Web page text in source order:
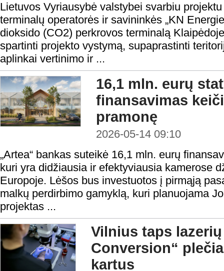
Lietuvos Vyriausybė valstybei svarbiu
terminalų operatorės ir savininkės „KN
dioksido (CO2) perkrovos terminalą
spartinti projekto vystymą, supaprastinti
aplinkai vertinimo ir ...
16,1 mln. eurų
finansavimas
pramonę
2026-05-14 09:10
„Artea“ bankas suteikė 16,1 mln. eurų
kuri yra didžiausia ir efektyviausia kamerose
Europoje. Lėšos bus investuotos į pirmąją
malkų perdirbimo gamyklą, kuri planuojama
projektas ...
Vilnius taps
Conversion“
kartus